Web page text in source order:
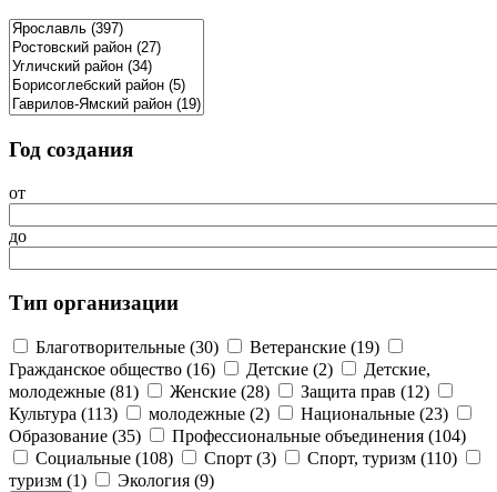
Год создания
от
до
Тип организации
Благотворительные (30)
Ветеранские (19)
Гражданское общество (16)
Детские (2)
Детские,
молодежные (81)
Женские (28)
Защита прав (12)
Культура (113)
молодежные (2)
Национальные (23)
Образование (35)
Профессиональные объединения (104)
Социальные (108)
Спорт (3)
Спорт, туризм (110)
туризм (1)
Экология (9)